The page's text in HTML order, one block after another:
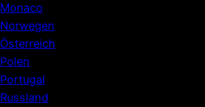
Monaco
Norwegen
Österreich
Polen
Portugal
Russland